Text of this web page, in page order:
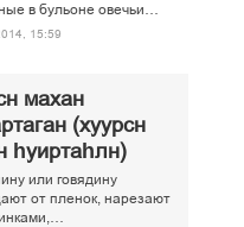
в бульоне овечьи…
15:59
махан
(хуурсн
һуиртаһлн)
или говядину
от пленок, нарезают